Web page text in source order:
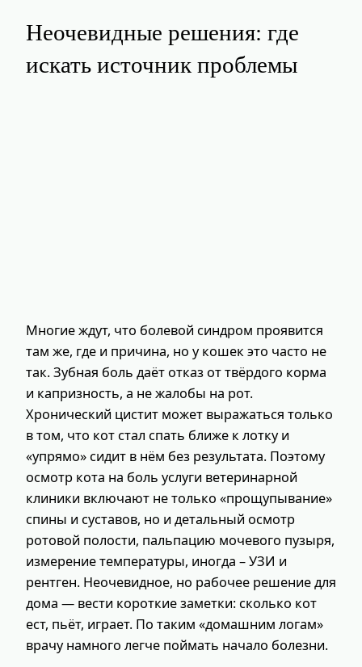
Неочевидные решения: где
искать источник проблемы
Многие ждут, что болевой синдром проявится
там же, где и причина, но у кошек это часто не
так. Зубная боль даёт отказ от твёрдого корма
и капризность, а не жалобы на рот.
Хронический цистит может выражаться только
в том, что кот стал спать ближе к лотку и
«упрямо» сидит в нём без результата. Поэтому
осмотр кота на боль услуги ветеринарной
клиники включают не только «прощупывание»
спины и суставов, но и детальный осмотр
ротовой полости, пальпацию мочевого пузыря,
измерение температуры, иногда – УЗИ и
рентген. Неочевидное, но рабочее решение для
дома — вести короткие заметки: сколько кот
ест, пьёт, играет. По таким «домашним логам»
врачу намного легче поймать начало болезни.